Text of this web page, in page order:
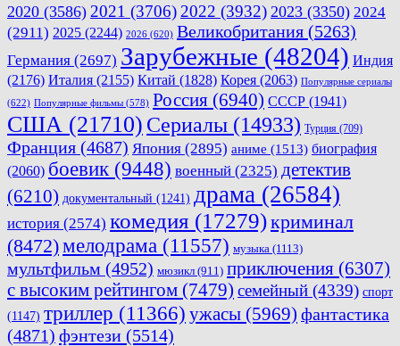
2020 (3586) 2021 (3706) 2022 (3932) 2023 (3350) 2024
(2911) 2025 (2244) 2026 (620) Великобритания (5263)
Германия (2697) Зарубежные (48204) Индия
(2176) Италия (2155) Китай (1828) Корея (2063) Популярные сериалы
(622) Популярные фильмы (578) Россия (6940) СССР (1941)
США (21710) Сериалы (14933) Турция (709)
Франция (4687) Япония (2895) аниме (1513) биография
(2060) боевик (9448) военный (2325) детектив
(6210) документальный (1241) драма (26584)
история (2574) комедия (17279)криминал
(8472)мелодрама (11557) музыка (1113)
мультфильм (4952) мюзикл (911) приключения (6307)
с высоким рейтингом (7479) семейный (4339) спорт
(1147) триллер (11366) ужасы (5969) фантастика
(4871) фэнтези (5514)